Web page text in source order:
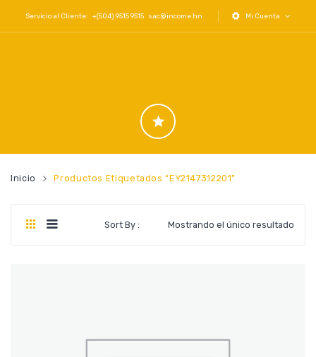
Servicio al Cliente: +(504) 9515 9515 sac@income.hn Mi Cuenta
Inicio Productos Etiquetados “EY2147312201”
Mostrando el único resultado
Sort By :